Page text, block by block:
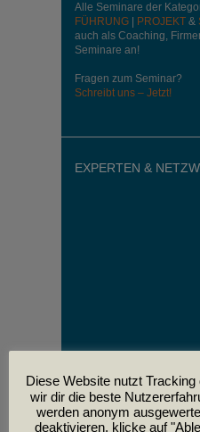
Alle Seminare der
FÜHRUNG
PROJEKT &
auch als Coaching,
Seminare an!
Fragen zum Seminar?
Schreibt uns – Jetzt!
EXPERTEN &
Diese Website nutzt
wir dir die beste
werden anonym
deaktivieren, klicke auf